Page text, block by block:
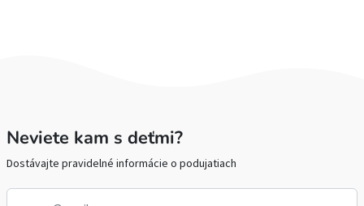
Neviete kam s deťmi?
Dostávajte pravidelné informácie o podujatiach